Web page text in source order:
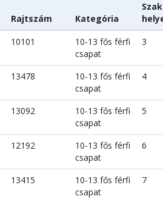
Rajtszám Kategória
10101
10-13 fős férfi
csapat
3
13478
10-13 fős férfi
csapat
4
13092
10-13 fős férfi
csapat
5
12192
10-13 fős férfi
csapat
6
13415
10-13 fős férfi
csapat
7